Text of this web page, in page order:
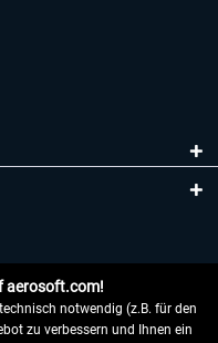
aerosoft.com!
notwendig (z.B. für den
zu verbessern und Ihnen ein